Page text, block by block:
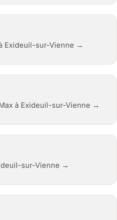
Exideuil-sur-Vienne →
à Exideuil-sur-Vienne →
sur-Vienne →